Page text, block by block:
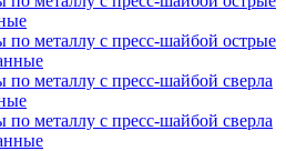
по металлу с пресс-шайбой острые
по металлу с пресс-шайбой сверла
по металлу с пресс-шайбой сверла